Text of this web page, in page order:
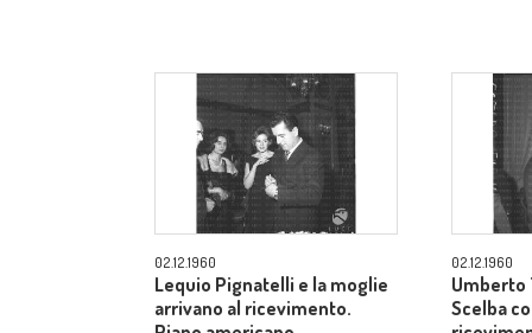
02.12.1960
Lequio Pignatelli e la moglie
arrivano al ricevimento.
02.12.1960
Umberto
Scelba